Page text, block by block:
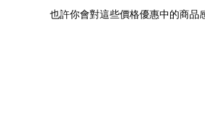
也許你會對這些價格優惠中的商品